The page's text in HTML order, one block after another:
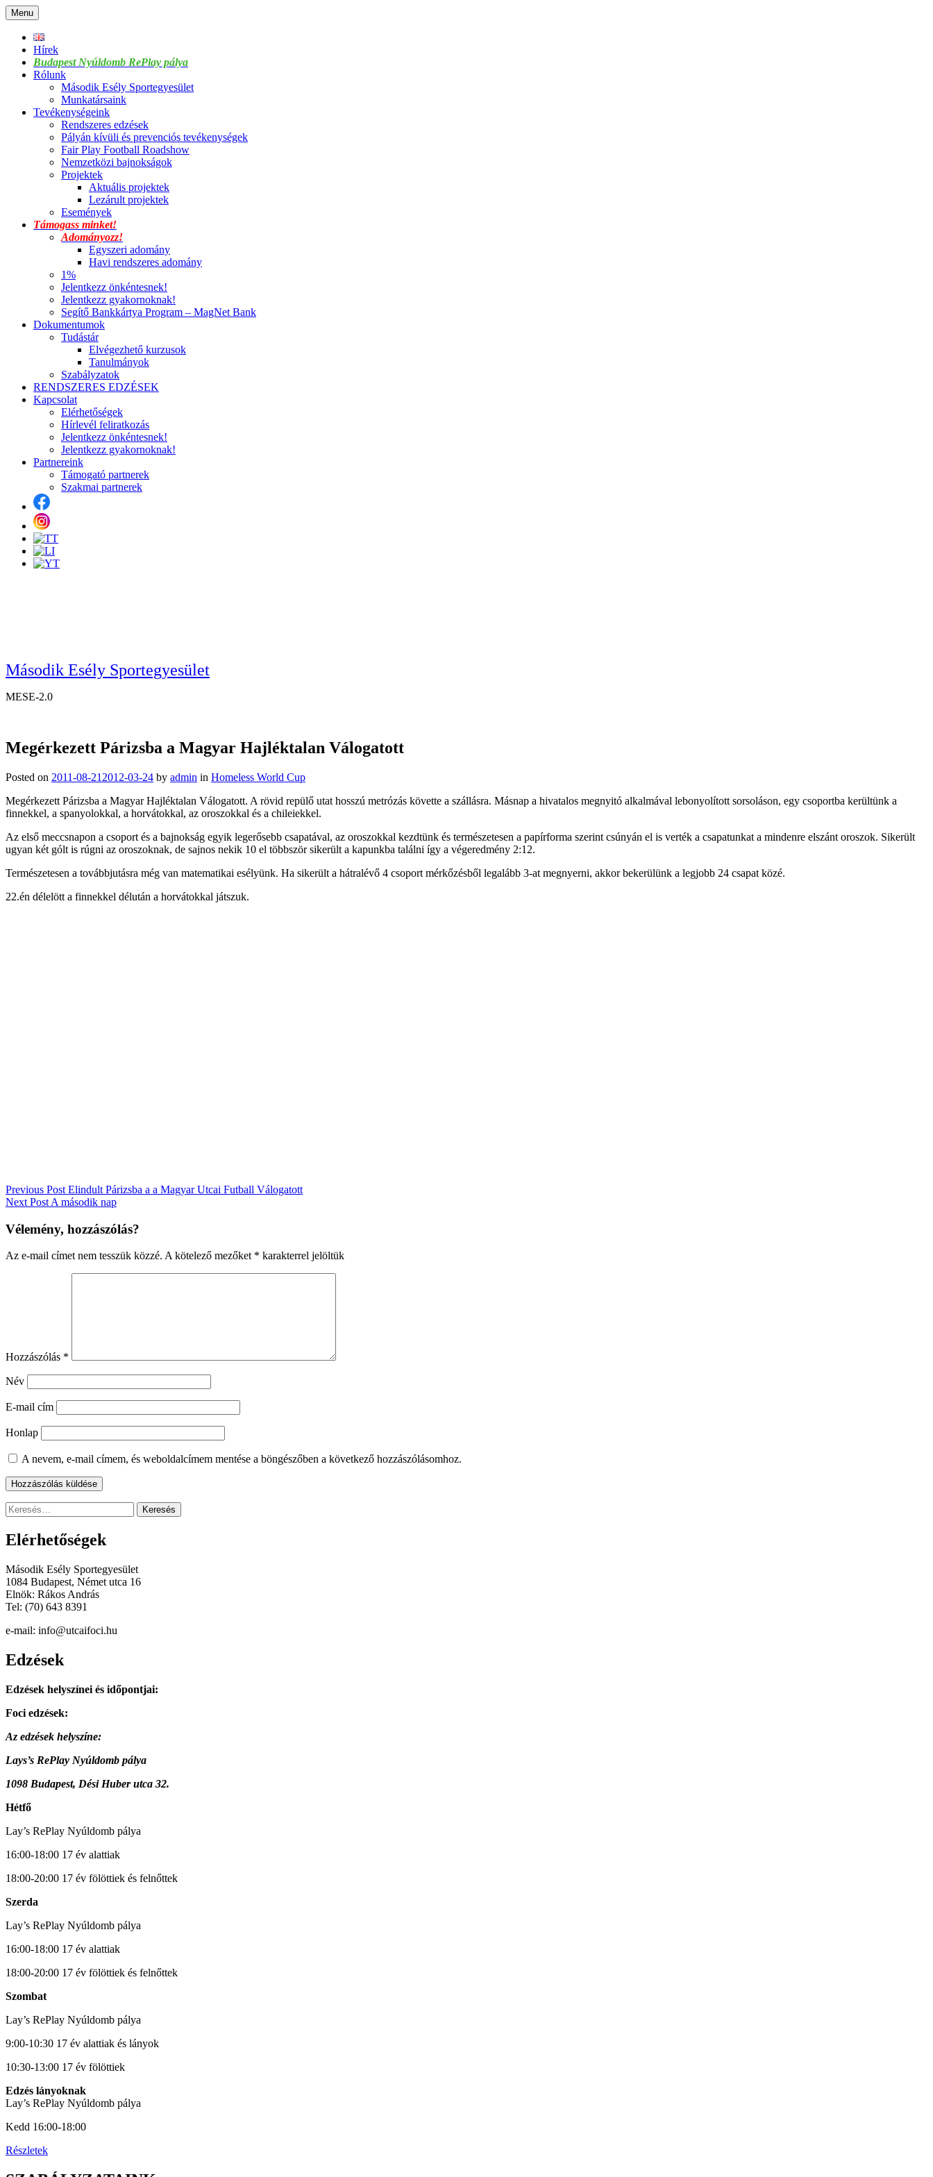
Skip
to
content
Menu
Hírek
Budapest Nyúldomb RePlay pálya
Rólunk
Második Esély Sportegyesület
Munkatársaink
Tevékenységeink
Rendszeres edzések
Pályán kívüli és prevenciós tevékenységek
Fair Play Football Roadshow
Nemzetközi bajnokságok
Projektek
Aktuális projektek
Lezárult projektek
Események
Támogass minket!
Adományozz!
Egyszeri adomány
Havi rendszeres adomány
1%
Jelentkezz önkéntesnek!
Jelentkezz gyakornoknak!
Segítő Bankkártya Program – MagNet Bank
Dokumentumok
Tudástár
Elvégezhető kurzusok
Tanulmányok
Szabályzatok
RENDSZERES EDZÉSEK
Kapcsolat
Elérhetőségek
Hírlevél feliratkozás
Jelentkezz önkéntesnek!
Jelentkezz gyakornoknak!
Partnereink
Támogató partnerek
Szakmai partnerek
Második Esély Sportegyesület
MESE-2.0
Megérkezett Párizsba a Magyar Hajléktalan Válogatott
Posted on 2011-08-21 2012-03-24 by admin in Homeless World Cup
Megérkezett Párizsba a Magyar Hajléktalan Válogatott. A rövid repülő utat hosszú metrózás követte a szállásra. Másnap a hivatalos megnyitó alkalmával lebonyolított sorsoláson, egy csoportba kerültünk a
finnekkel, a spanyolokkal, a horvátokkal, az oroszokkal és a chileiekkel.
Az első meccsnapon a csoport és a bajnokság egyik legerősebb csapatával, az oroszokkal kezdtünk és természetesen a papírforma szerint csúnyán el is verték a csapatunkat a mindenre elszánt oroszok. Sikerült
ugyan két gólt is rúgni az oroszoknak, de sajnos nekik 10 el többször sikerült a kapunkba találni így a végeredmény 2:12.
Természetesen a továbbjutásra még van matematikai esélyünk. Ha sikerült a hátralévő 4 csoport mérkőzésből legalább 3-at megnyerni, akkor bekerülünk a legjobb 24 csapat közé.
22.én délelött a finnekkel délután a horvátokkal játszuk.
Bejegyzés
navigáció
Previous Post Elindult Párizsba a a Magyar Utcai Futball Válogatott
Next Post A második nap
Vélemény, hozzászólás?
Az e-mail címet nem tesszük közzé. A kötelező mezőket * karakterrel jelöltük
Hozzászólás *
Név
E-mail cím
Honlap
A nevem, e-mail címem, és weboldalcímem mentése a böngészőben a következő hozzászólásomhoz.
Keresés:
Elérhetőségek
Második Esély Sportegyesület
1084 Budapest, Német utca 16
Elnök: Rákos András
Tel: (70) 643 8391
e-mail: info@utcaifoci.hu
Edzések
Edzések helyszínei és időpontjai:
Foci edzések:
Az edzések helyszíne:
Lays’s RePlay Nyúldomb pálya
1098 Budapest, Dési Huber utca 32.
Hétfő
Lay’s RePlay Nyúldomb pálya
16:00-18:00 17 év alattiak
18:00-20:00 17 év fölöttiek és felnőttek
Szerda
Lay’s RePlay Nyúldomb pálya
16:00-18:00 17 év alattiak
18:00-20:00 17 év fölöttiek és felnőttek
Szombat
Lay’s RePlay Nyúldomb pálya
9:00-10:30 17 év alattiak és lányok
10:30-13:00 17 év fölöttiek
Edzés lányoknak
Lay’s RePlay Nyúldomb pálya
Kedd 16:00-18:00
Részletek